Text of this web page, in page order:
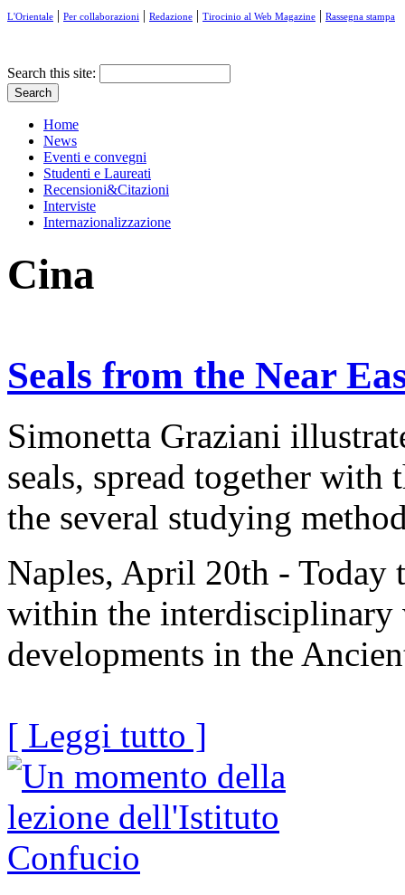
L'Orientale | Per collaborazioni | Redazione | Tirocinio al Web Magazine | Rassegna stampa
Search this site:
Home
News
Eventi e convegni
Studenti e Laureati
Recensioni&Citazioni
Interviste
Internazionalizzazione
Cina
Seals from the Near
Simonetta Graziani
seals, spread together
the several studying
Naples, April 20th - Today
within the interdisciplinary
developments in the
[ Leggi tutto ]